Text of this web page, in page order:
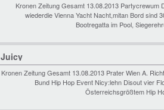
Kronen Zeitung Gesamt 13.08.2013
wiederdie Vienna Yacht Nacht,mitan Bord sind
Bootregatta im Pool,
Juicy
Kronen Zeitung Gesamt 13.08.2013 Prater Wien A.
Bund Hip Hop Event Nicy:lehn Disout vier
Österreichsgrößtem Hip